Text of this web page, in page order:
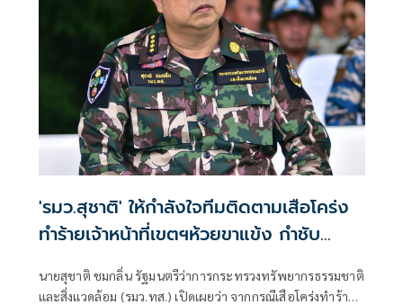
ด้วยความห่วงใยผลกระทบด้านมลพิษและสุขภาพของ
ประชาชน พร้อมสั่งการให้กรมควบคุมมลพิษ (คพ.) บูรณาการ
หน่วยงานที่เกี่ยวข้อง เร่งสนับสนุนการระงับเหตุ ตรวจสอบ
คุณภาพอากาศและสิ่งแวดล้อม รวมถึงแจ้งเตือนประชาชนอย่าง
ต่อเนื่องจนกว่าสถานการณ์จะคลี่คลาย
'รมว.สุชาติ' ให้กำลังใจทีมติดตามเสือโคร่ง
ทำร้ายเจ้าหน้าที่เขตฯห้วยขาแข้ง กำชับ
ระมัดระวังความปลอดภัยขั้นสูงสุด หลัง
กรมอุทยานฯ แถลงความคืบหน้ากรณีเจ้า
นายสุชาติ ชมกลิ่น รัฐมนตรีว่าการกระทรวงทรัพยากรธรรมชาติ
และสิ่งแวดล้อม (รมว.ทส.) เปิดเผยว่า จากกรณีเสือโคร่งทำร้าย